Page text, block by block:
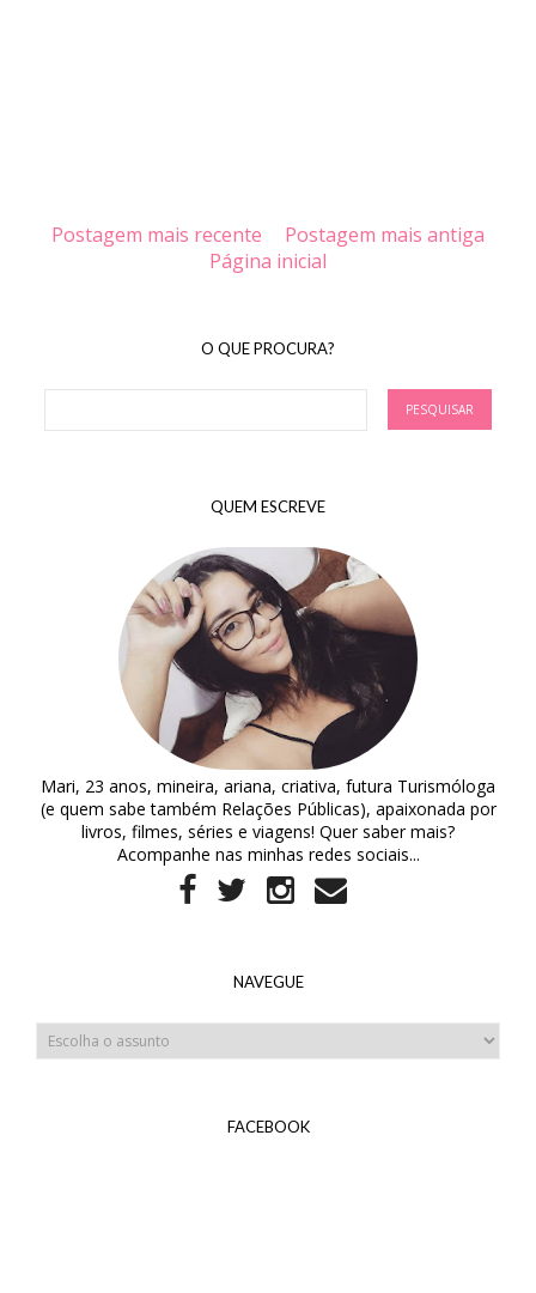
Postagem mais recente
Postagem mais antiga
Página inicial
O QUE PROCURA?
QUEM ESCREVE
Mari, 23 anos, mineira, ariana, criativa, futura Turismóloga
(e quem sabe também Relações Públicas), apaixonada por
livros, filmes, séries e viagens! Quer saber mais?
Acompanhe nas minhas redes sociais...
NAVEGUE
FACEBOOK